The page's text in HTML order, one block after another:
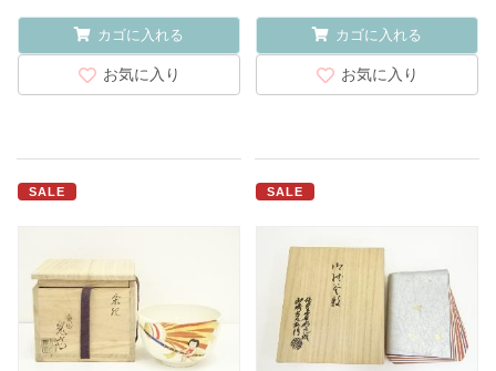
カゴに入れる
お気に入り
カゴに入れる
お気に入り
SALE SALE